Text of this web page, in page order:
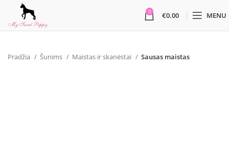
0 €0.00 MENU
Pradžia Šunims Maistas ir skanėstai Sausas maistas